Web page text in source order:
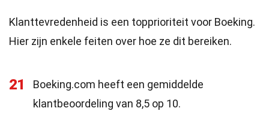
Klanttevredenheid is een topprioriteit voor Boeking.
Hier zijn enkele feiten over hoe ze dit bereiken.
21
Boeking.com heeft een gemiddelde
klantbeoordeling van 8,5 op 10.